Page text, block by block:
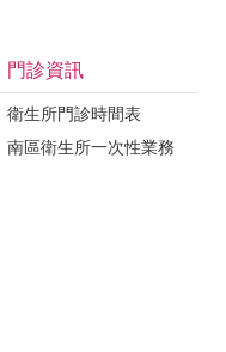
門診資訊
衛生所門診時間表
南區衛生所一次性業務